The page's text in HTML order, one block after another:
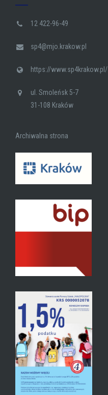
12 422-96-49
sp4@mjo.krakow.pl
https://www.sp4krakow.pl/
ul. Smoleńsk 5-7
31-108 Kraków
Archiwalna strona